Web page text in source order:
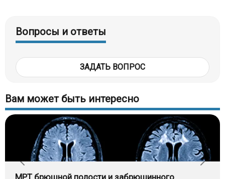
Вопросы и ответы
ЗАДАТЬ ВОПРОС
Вам может быть интересно